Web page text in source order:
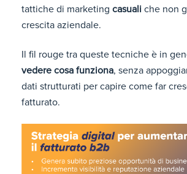
tattiche di marketing casuali che non
crescita aziendale.
Il fil rouge tra queste tecniche è in
vedere cosa funziona, senza
dati strutturati per capire come far
fatturato.